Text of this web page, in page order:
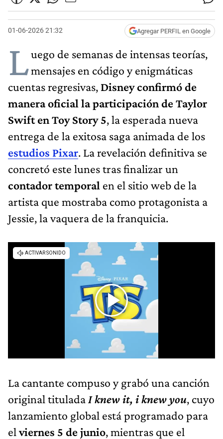
01-06-2026 21:32 Agregar PERFIL en Google
Luego de semanas de intensas teorías,
mensajes en código y enigmáticas
cuentas regresivas, Disney confirmó de
manera oficial la participación de Taylor
Swift en Toy Story 5, la esperada nueva
entrega de la exitosa saga animada de los
estudios Pixar. La revelación definitiva se
concretó este lunes tras finalizar un
contadortemporal en el sitio web de la
artista que mostraba como protagonista a
Jessie, la vaquera de la franquicia.
La cantante compuso y grabó una canción
original tituladaI knew it, i knew you, cuyo
lanzamiento global está programado para
elviernes 5 de junio, mientras que el